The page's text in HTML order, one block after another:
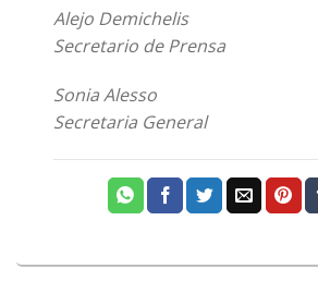
Alejo Demichelis
Secretario de Prensa
Sonia Alesso
Secretaria General